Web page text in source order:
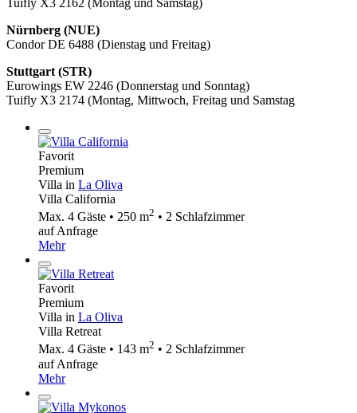
Nürnberg (NUE)
Condor DE 6488 (Dienstag und Freitag)
Stuttgart (STR)
Eurowings EW 2246 (Donnerstag und Sonntag)
Tuifly X3 2174 (Montag, Mittwoch, Freitag und Samstag
Favorit
Premium
Villa in La Oliva
Villa California
Max. 4 Gäste • 250 m2 • 2 Schlafzimmer
auf Anfrage
Mehr
Favorit
Premium
Villa in La Oliva
Villa Retreat
Max. 4 Gäste • 143 m2 • 2 Schlafzimmer
auf Anfrage
Mehr